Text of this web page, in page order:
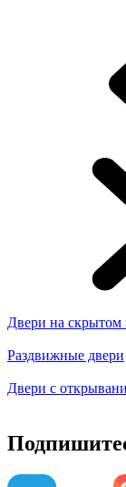
Двери на скрытом
Раздвижные двери
Двери с